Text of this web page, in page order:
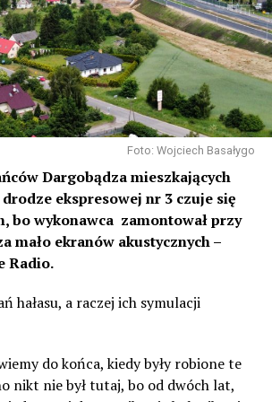
Foto: Wojciech Basałygo
Dargobądza mieszkających
ekspresowej nr 3 czuje się
bo wykonawca zamontował przy
mało ekranów akustycznych –
Radio.
hałasu, a raczej ich symulacji
do końca, kiedy były robione te
nikt nie był tutaj, bo od dwóch lat,